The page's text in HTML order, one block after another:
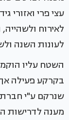
עצי פרי ואזורי
לאירוח
לעונות השנה
השטח עליו
בקרקע פעילה אך
שנרקם ע"י
מענה לדרישות